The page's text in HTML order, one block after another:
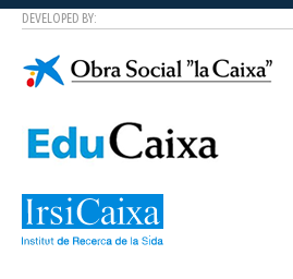
DEVELOPED BY: